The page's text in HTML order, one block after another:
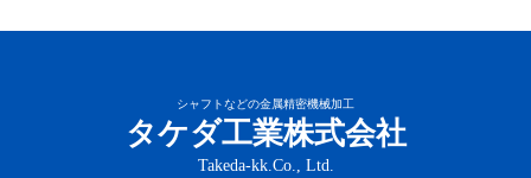
シャフトなどの金属精密機械加工
タケダ工業株式会社
Takeda-kk.Co., Ltd.